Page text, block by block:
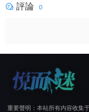
評論 0
重要聲明：本站所有内容收集